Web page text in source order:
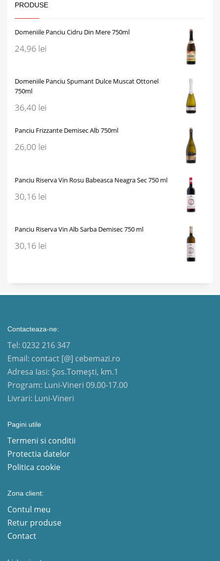
PRODUSE
Domeniile Panciu Cidru Din Mere 750ml
24,96 lei
Domeniile Panciu Spumant Dulce Muscat Ottonel
750ml
36,40 lei
Panciu Frizzante Demisec Alb 750ml
26,00 lei
Panciu Riserva Vin Rosu Babeasca Neagra Sec 750 ml
30,16 lei
Panciu Riserva Vin Alb Sarba Demisec 750 ml
30,16 lei
Contacteaza-ne:
Tel: 0232 216 347
Email: contact [@] cebemazi.ro
Adresa Iasi: Șos.Tomești, km.1
Program: Luni-Vineri 09.00-17.00
Livrari: Luni-Vineri
Pagini utile
Termeni si conditii
Protectia datelor
Politica cookie
Zona client:
Contul meu
Retur produse
Contact